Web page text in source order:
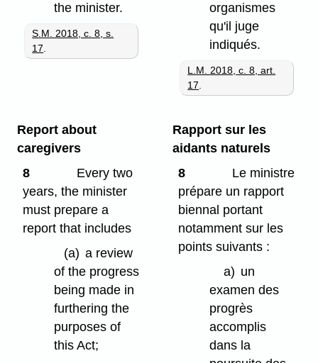
the minister.
S.M. 2018, c. 8, s.
17
organismes
qu'il juge
indiqués.
L.M. 2018, c. 8, art.
17
Report about
caregivers
8
Every two
years, the minister
must prepare a
report that includes
(a) a review
of the progress
being made in
furthering the
purposes of
this Act;
Rapport sur les
aidants naturels
8
Le ministre
prépare un rapport
biennal portant
notamment sur les
points suivants :
a) un
examen des
progrès
accomplis
dans la